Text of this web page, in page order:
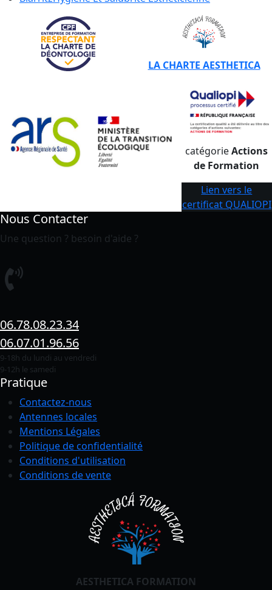
LA CHARTE AESTHETICA
catégorieActions
de Formation
Lien vers le
certificat QUALIOPI
Nous Contacter
Une question ? besoin d'aide ?
06.78.08.23.34
06.07.01.96.56
9-18h du lundi au vendredi
9-12h le samedi
Pratique
Contactez-nous
Antennes locales
Mentions Légales
Politique de confidentialité
Conditions d'utilisation
Conditions de vente
AESTHETICA FORMATION